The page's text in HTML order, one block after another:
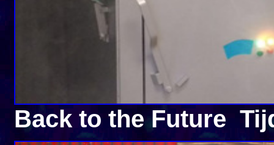
Back to the Future